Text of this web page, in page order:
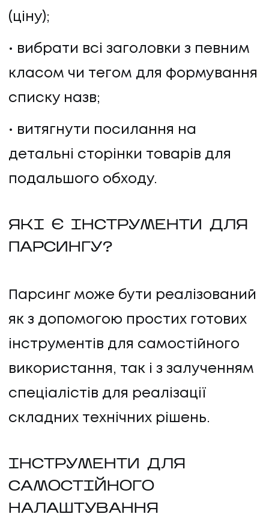
(ціну);
вибрати всі заголовки з певним
класом чи тегом для формування
списку назв;
витягнути посилання на
детальні сторінки товарів для
подальшого обходу.
ЯКІ Є ІНСТРУМЕНТИ ДЛЯ
ПАРСИНГУ?
Парсинг може бути реалізований
як з допомогою простих готових
інструментів для самостійного
використання, так і з залученням
спеціалістів для реалізації
складних технічних рішень.
ІНСТРУМЕНТИ ДЛЯ
САМОСТІЙНОГО
НАЛАШТУВАННЯ